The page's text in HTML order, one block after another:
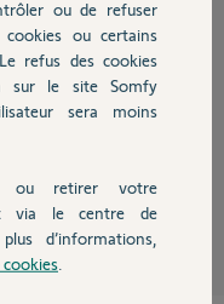
depuis l’application
de l’appli) :).
ou de refuser
ou certains
refus des cookies
sur le site Somfy
sera moins
ou retirer votre
via le centre de
d’informations,
cookies